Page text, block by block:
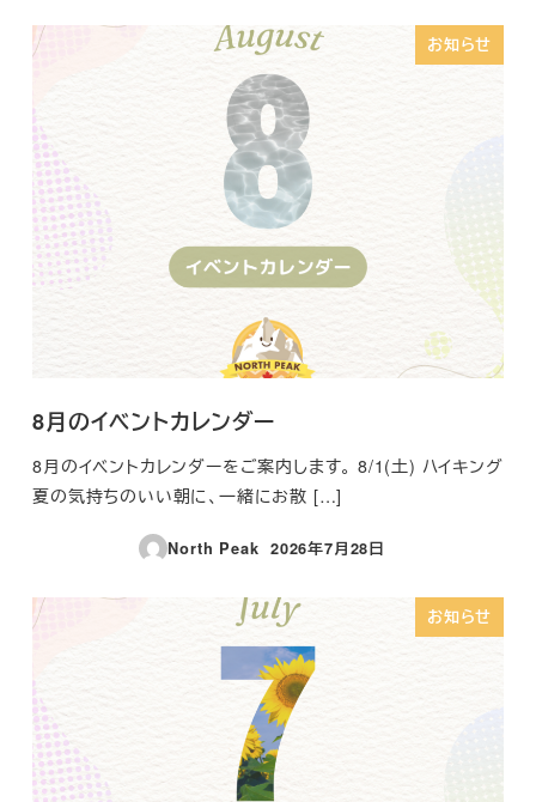
お知らせ
8月のイベントカレンダー
8月のイベントカレンダーをご案内します。 8/1(土) ハイキング
夏の気持ちのいい朝に、一緒にお散 […]
North Peak
投稿日
2026年7月28日
お知らせ